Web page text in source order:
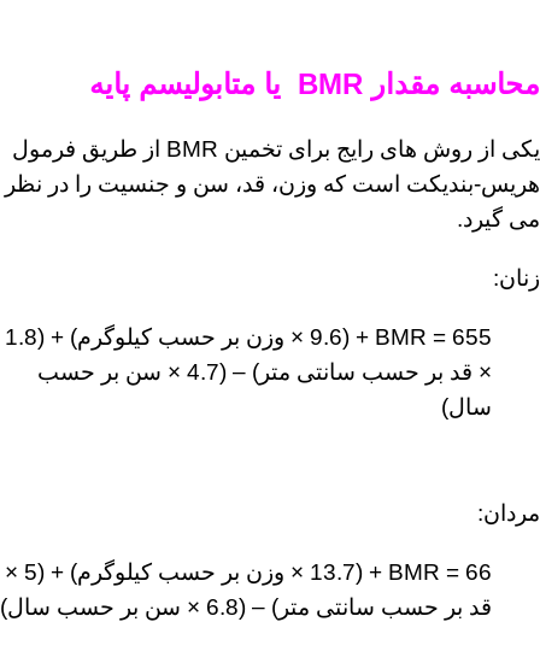
محاسبه مقدار BMR یا متابولیسم پایه
یکی از روش های رایج برای تخمین BMR از طریق فرمول
هریس-بندیکت است که وزن، قد، سن و جنسیت را در نظر
می گیرد.
زنان:
BMR = 655 + (9.6 × وزن بر حسب کیلوگرم) + (1.8
× قد بر حسب سانتی متر) – (4.7 × سن بر حسب
سال)
مردان:
BMR = 66 + (13.7 × وزن بر حسب کیلوگرم) + (5 ×
قد بر حسب سانتی متر) – (6.8 × سن بر حسب سال)